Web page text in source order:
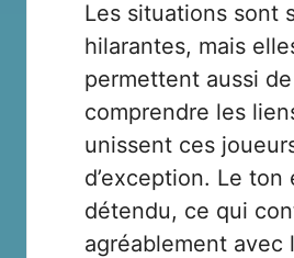
Les situations sont
hilarantes, mais
permettent aussi
comprendre les
unissent ces
d’exception. Le ton
détendu, ce qui
agréablement avec